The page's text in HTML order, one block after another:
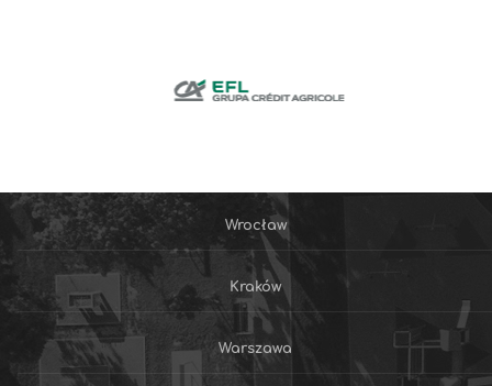
Wrocław
Kraków
Warszawa